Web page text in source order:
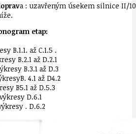
a : uzavřeným úsekem silnice II/
etap:
B.1.1. až C.1.5 .
B.2.1 až D.2.1
B.3.1 až D.3
4.1 až D4.2
B5.1 až D.5.3
D.6.1
. D.6.2